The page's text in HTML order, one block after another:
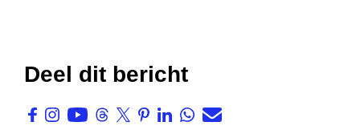
Deel dit bericht